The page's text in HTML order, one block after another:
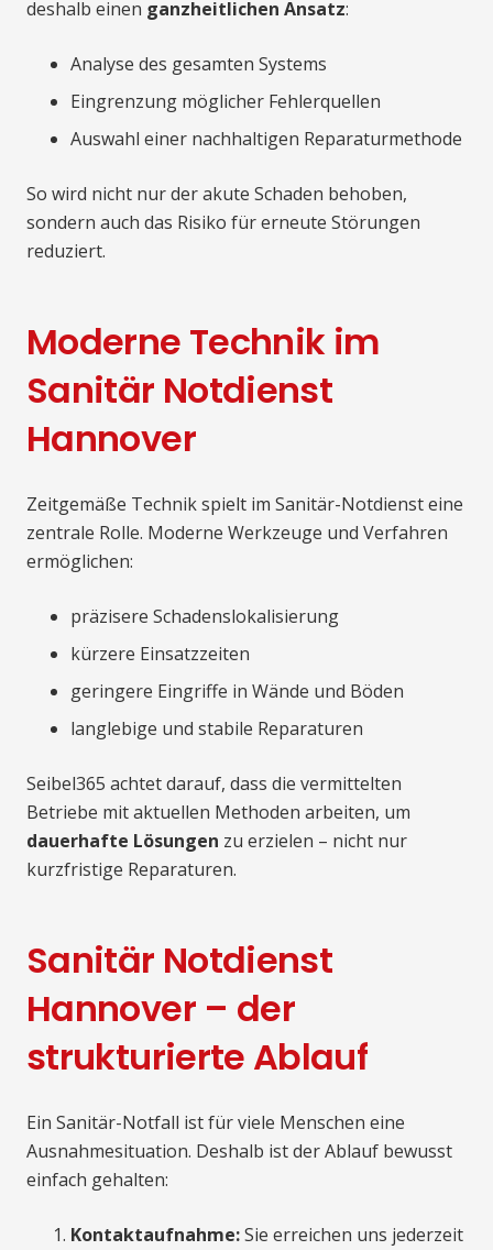
deshalb einen ganzheitlichen Ansatz:
Analyse des gesamten Systems
Eingrenzung möglicher Fehlerquellen
Auswahl einer nachhaltigen Reparaturmethode
So wird nicht nur der akute Schaden behoben,
sondern auch das Risiko für erneute Störungen
reduziert.
Moderne Technik im
Sanitär Notdienst
Hannover
Zeitgemäße Technik spielt im Sanitär-Notdienst eine
zentrale Rolle. Moderne Werkzeuge und Verfahren
ermöglichen:
präzisere Schadenslokalisierung
kürzere Einsatzzeiten
geringere Eingriffe in Wände und Böden
langlebige und stabile Reparaturen
Seibel365 achtet darauf, dass die vermittelten
Betriebe mit aktuellen Methoden arbeiten, um
dauerhafte Lösungen zu erzielen – nicht nur
kurzfristige Reparaturen.
Sanitär Notdienst
Hannover – der
strukturierte Ablauf
Ein Sanitär-Notfall ist für viele Menschen eine
Ausnahmesituation. Deshalb ist der Ablauf bewusst
einfach gehalten:
Kontaktaufnahme:Sie erreichen uns jederzeit